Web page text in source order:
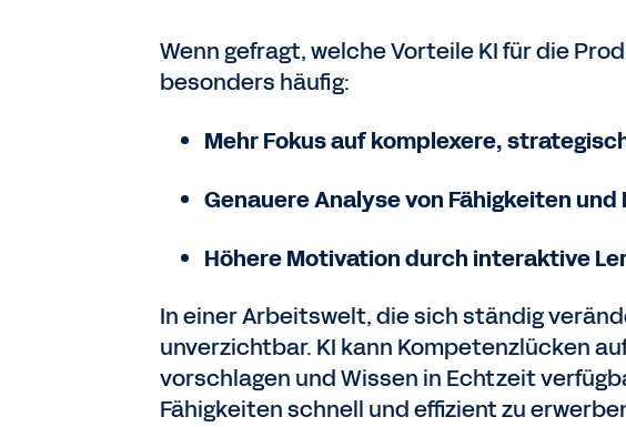
Wenn gefragt, welche Vorteile KI für die
besonders häufig:
Mehr Fokus auf komplexere,
Genauere Analyse von Fähigkeiten
Höhere Motivation durch interaktive
In einer Arbeitswelt, die sich ständig
unverzichtbar. KI kann Kompetenzlücken
vorschlagen und Wissen in Echtzeit
Fähigkeiten schnell und effizient zu